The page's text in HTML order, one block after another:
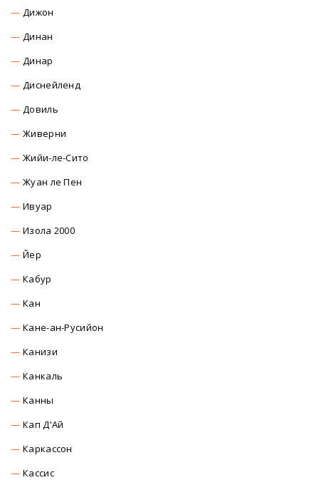
Дижон
Динан
Динар
Диснейленд
Довиль
Живерни
Жийи-ле-Сито
Жуан ле Пен
Ивуар
Изола 2000
Йер
Кабур
Кан
Кане-ан-Русийон
Канизи
Канкаль
Канны
Кап Д'Ай
Каркасcон
Касcиc